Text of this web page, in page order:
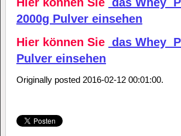
2000g Pulver einsehen
Hier können Sie das Whey
Pulver einsehen
Originally posted 2016-02-12 00:01:00.